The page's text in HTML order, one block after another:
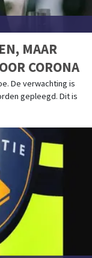
MAAR
CORONA
De verwachting is
gepleegd. Dit is